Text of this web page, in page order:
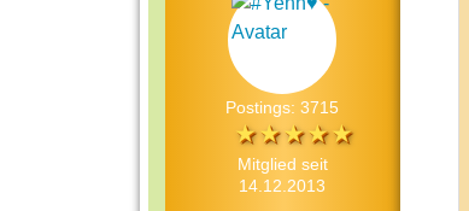
Postings: 3715
Mitglied seit
14.12.2013